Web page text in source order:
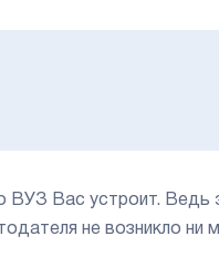
ВУЗ Вас устроит.
не возникло ни